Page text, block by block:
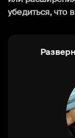
убедиться, что